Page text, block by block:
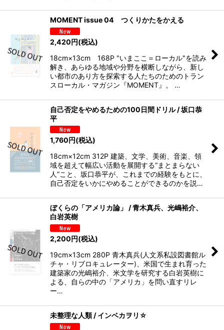
MOMENT issue 04 つくりかたをかえる
2,420円(税込)
18cm×13cm 168P "いまここ＝ローカル"を読み
解き、あらゆる地域や分野を横断しながら、新し
い都市のあり方を探索する人たちのためのトラン
スローカル・マガジン『MOMENT』。 …
自己否定をやめるための100日間ドリル / 坂口恭
平
1,760円(税込)
18cm×12cm 312P 建築、文学、美術、音楽、領
域を超えて幅広い活動を展開する“まとまらない
人”こと、坂口恭平が、これまでの経験をもとに、
自己否定をいかにやめることができるのかを説…
ぼくらの「アメリカ論」 / 青木真兵、光嶋裕介、
白岩英樹
2,200円(税込)
19cm×13cm 280P 青木真兵(人文系私設図書館ル
チャ・リブロキュレーター)、米国で生まれ育った
建築家の光嶋裕介、米文学を研究する白岩英樹に
よる、自らの中の「アメリカ」を問い直すリレ
ー…
未整理な人類 / インベカヲリ☆